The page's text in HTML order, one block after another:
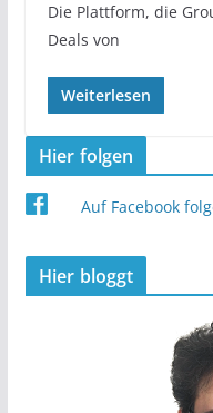
Die Plattform, die
Deals von
Weiterlesen
Hier folgen
Auf Facebook
Hier bloggt